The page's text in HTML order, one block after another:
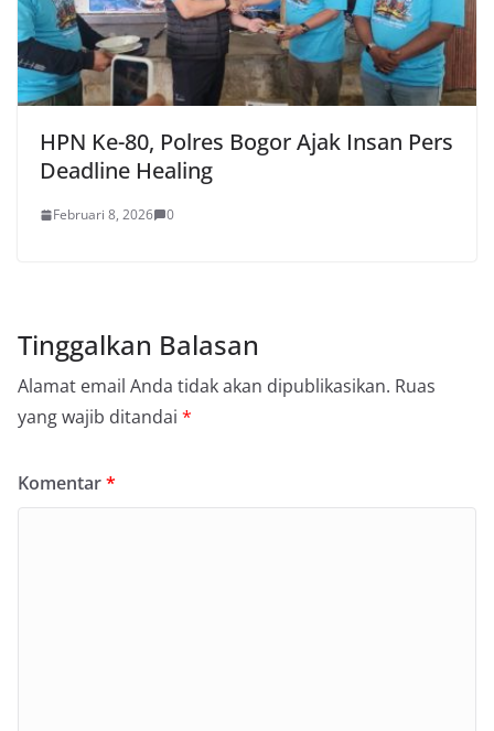
HPN Ke-80, Polres Bogor Ajak Insan Pers
Deadline Healing
Februari 8, 2026 0
Tinggalkan Balasan
Alamat email Anda tidak akan dipublikasikan. Ruas
yang wajib ditandai *
Komentar*